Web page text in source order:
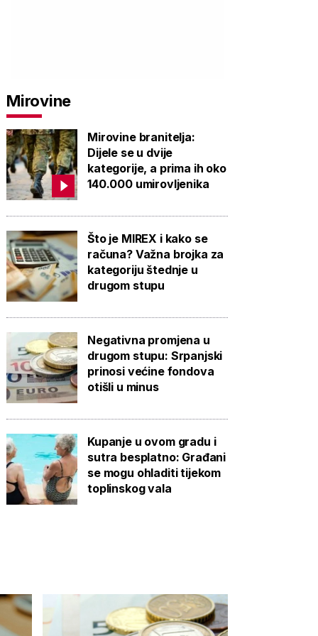
Mirovine
Mirovine branitelja:
Dijele se u dvije
kategorije, a prima ih oko
140.000 umirovljenika
Što je MIREX i kako se
računa? Važna brojka za
kategoriju štednje u
drugom stupu
Negativna promjena u
drugom stupu: Srpanjski
prinosi većine fondova
otišli u minus
Kupanje u ovom gradu i
sutra besplatno: Građani
se mogu ohladiti tijekom
toplinskog vala